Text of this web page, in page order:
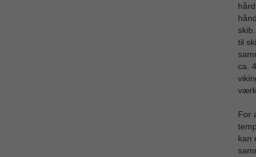
til
ca.
For
kan